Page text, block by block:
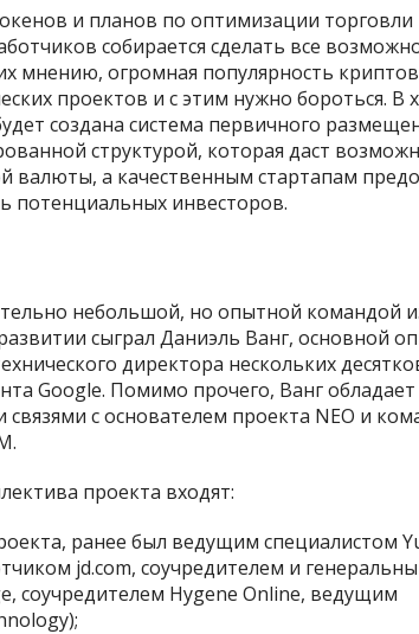
и планов по оптимизации торговли
собирается сделать все
мнению, огромная популярность
проектов и с этим нужно бороться. В
создана система первичного
структурой, которая даст
валюты, а качественным стартапам
потенциальных инвесторов.
небольшой, но опытной командой
сыграл Даниэль Ванг, основной
директора нескольких
Google. Помимо прочего, Ванг обладает
с основателем проекта NEO и
проекта входят:
ранее был ведущим специалистом
jd.com, соучредителем и
соучредителем Hygene Online, ведущим